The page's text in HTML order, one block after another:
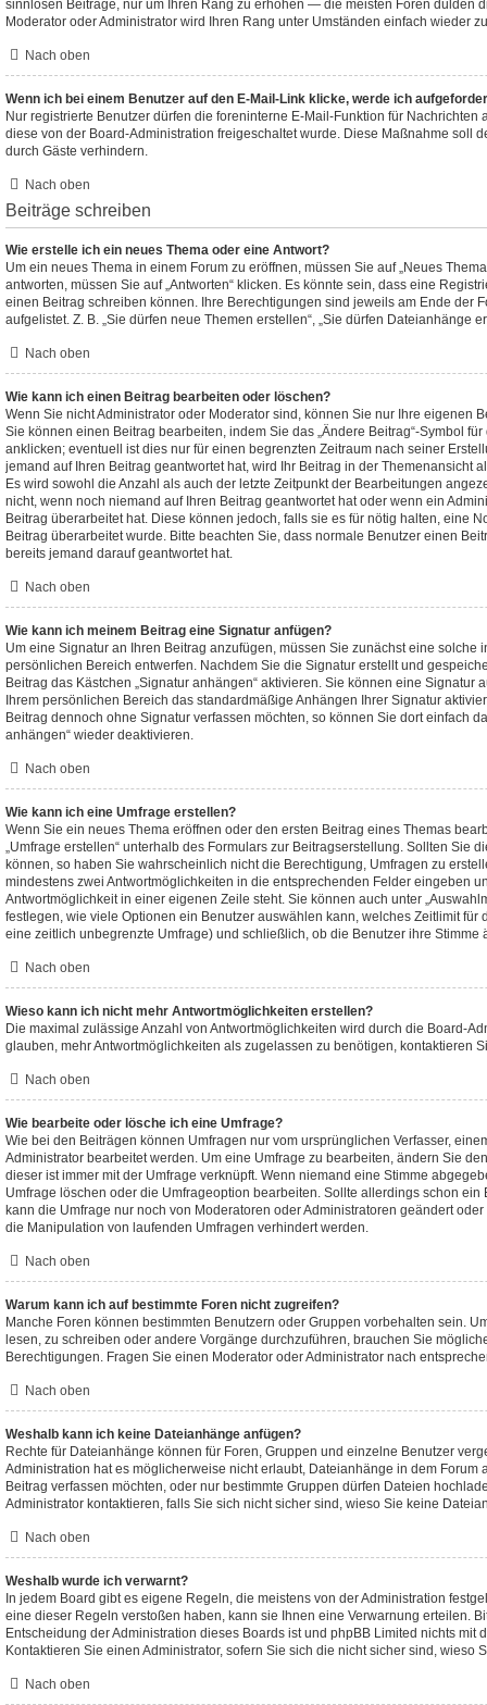
sinnlosen Beiträge, nur um Ihren Rang zu erhöhen — die meisten Foren dulden
Moderator oder Administrator wird Ihren Rang unter Umständen einfach wieder
Nach oben
Wenn ich bei einem Benutzer auf den E-Mail-Link klicke, werde ich
Nur registrierte Benutzer dürfen die foreninterne E-Mail-Funktion für Nachrichten
diese von der Board-Administration freigeschaltet wurde. Diese Maßnahme soll
durch Gäste verhindern.
Nach oben
Beiträge schreiben
Wie erstelle ich ein neues Thema oder eine Antwort?
Um ein neues Thema in einem Forum zu eröffnen, müssen Sie auf „Neues
antworten, müssen Sie auf „Antworten“ klicken. Es könnte sein, dass eine
einen Beitrag schreiben können. Ihre Berechtigungen sind jeweils am Ende der
aufgelistet. Z. B. „Sie dürfen neue Themen erstellen“, „Sie dürfen Dateianhänge
Nach oben
Wie kann ich einen Beitrag bearbeiten oder löschen?
Wenn Sie nicht Administrator oder Moderator sind, können Sie nur Ihre eigenen
Sie können einen Beitrag bearbeiten, indem Sie das „Ändere Beitrag“-Symbol
anklicken; eventuell ist dies nur für einen begrenzten Zeitraum nach seiner
jemand auf Ihren Beitrag geantwortet hat, wird Ihr Beitrag in der Themenansicht
Es wird sowohl die Anzahl als auch der letzte Zeitpunkt der Bearbeitungen
nicht, wenn noch niemand auf Ihren Beitrag geantwortet hat oder wenn ein
Beitrag überarbeitet hat. Diese können jedoch, falls sie es für nötig halten, eine
Beitrag überarbeitet wurde. Bitte beachten Sie, dass normale Benutzer einen
bereits jemand darauf geantwortet hat.
Nach oben
Wie kann ich meinem Beitrag eine Signatur anfügen?
Um eine Signatur an Ihren Beitrag anzufügen, müssen Sie zunächst eine solche
persönlichen Bereich entwerfen. Nachdem Sie die Signatur erstellt und
Beitrag das Kästchen „Signatur anhängen“ aktivieren. Sie können eine Signatur
Ihrem persönlichen Bereich das standardmäßige Anhängen Ihrer Signatur
Beitrag dennoch ohne Signatur verfassen möchten, so können Sie dort einfach
anhängen“ wieder deaktivieren.
Nach oben
Wie kann ich eine Umfrage erstellen?
Wenn Sie ein neues Thema eröffnen oder den ersten Beitrag eines Themas
„Umfrage erstellen“ unterhalb des Formulars zur Beitragserstellung. Sollten Sie
können, so haben Sie wahrscheinlich nicht die Berechtigung, Umfragen zu
mindestens zwei Antwortmöglichkeiten in die entsprechenden Felder eingeben
Antwortmöglichkeit in einer eigenen Zeile steht. Sie können auch unter
festlegen, wie viele Optionen ein Benutzer auswählen kann, welches Zeitlimit für
eine zeitlich unbegrenzte Umfrage) und schließlich, ob die Benutzer ihre Stimme
Nach oben
Wieso kann ich nicht mehr Antwortmöglichkeiten erstellen?
Die maximal zulässige Anzahl von Antwortmöglichkeiten wird durch die Board-
glauben, mehr Antwortmöglichkeiten als zugelassen zu benötigen, kontaktieren
Nach oben
Wie bearbeite oder lösche ich eine Umfrage?
Wie bei den Beiträgen können Umfragen nur vom ursprünglichen Verfasser,
Administrator bearbeitet werden. Um eine Umfrage zu bearbeiten, ändern Sie
dieser ist immer mit der Umfrage verknüpft. Wenn niemand eine Stimme
Umfrage löschen oder die Umfrageoption bearbeiten. Sollte allerdings schon ein
kann die Umfrage nur noch von Moderatoren oder Administratoren geändert
die Manipulation von laufenden Umfragen verhindert werden.
Nach oben
Warum kann ich auf bestimmte Foren nicht zugreifen?
Manche Foren können bestimmten Benutzern oder Gruppen vorbehalten sein.
lesen, zu schreiben oder andere Vorgänge durchzuführen, brauchen Sie
Berechtigungen. Fragen Sie einen Moderator oder Administrator nach
Nach oben
Weshalb kann ich keine Dateianhänge anfügen?
Rechte für Dateianhänge können für Foren, Gruppen und einzelne Benutzer
Administration hat es möglicherweise nicht erlaubt, Dateianhänge in dem Forum
Beitrag verfassen möchten, oder nur bestimmte Gruppen dürfen Dateien
Administrator kontaktieren, falls Sie sich nicht sicher sind, wieso Sie keine
Nach oben
Weshalb wurde ich verwarnt?
In jedem Board gibt es eigene Regeln, die meistens von der Administration
eine dieser Regeln verstoßen haben, kann sie Ihnen eine Verwarnung erteilen.
Entscheidung der Administration dieses Boards ist und phpBB Limited nichts mit
Kontaktieren Sie einen Administrator, sofern Sie sich die nicht sicher sind, wieso
Nach oben